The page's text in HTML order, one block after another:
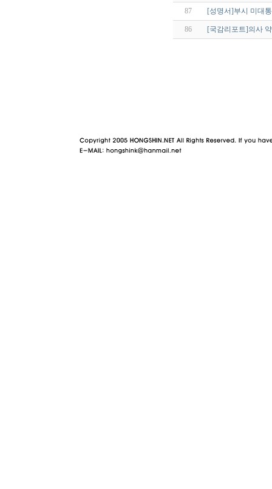
87 [성명서]부시 미대
86 [국감리포트]의사